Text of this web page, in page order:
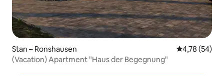
Stan – Ronshausen Prosječna
4,78 (54)
(Vacation) Apartment "Haus der Begegnung"